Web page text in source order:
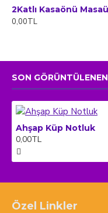
0,00TL
SON GÖRÜNTÜLENEN
Ahşap Küp Notluk
0,00TL
Özel Linkler